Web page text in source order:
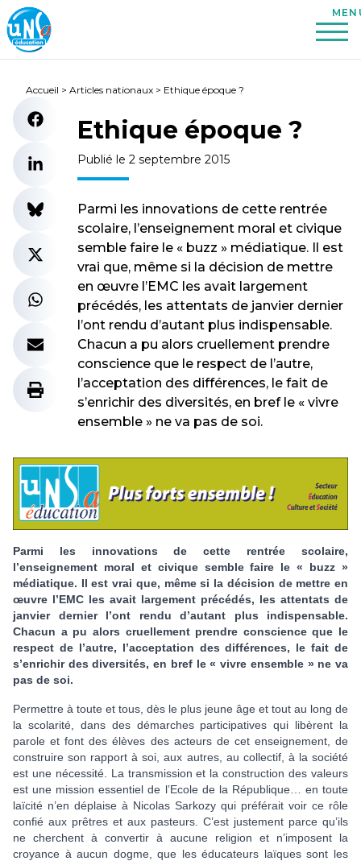
Accueil > Articles nationaux > Ethique époque ?
Ethique époque ?
Publié le 2 septembre 2015
Parmi les innovations de cette rentrée
scolaire, l’enseignement moral et civique
semble faire le « buzz » médiatique. Il est
vrai que, même si la décision de mettre
en œuvre l’EMC les avait largement
précédés, les attentats de janvier dernier
l’ont rendu d’autant plus indispensable.
Chacun a pu alors cruellement prendre
conscience que le respect de l’autre,
l’acceptation des différences, le fait de
s’enrichir des diversités, en bref le « vivre
ensemble » ne va pas de soi.
Parmi les innovations de cette rentrée scolaire,
l’enseignement moral et civique semble faire le « buzz »
médiatique. Il est vrai que, même si la décision de mettre en
œuvre l’EMC les avait largement précédés, les attentats de
janvier dernier l’ont rendu d’autant plus indispensable.
Chacun a pu alors cruellement prendre conscience que le
respect de l’autre, l’acceptation des différences, le fait de
s’enrichir des diversités, en bref le « vivre ensemble » ne va
pas de soi.
Permettre à toute et tous, dès le plus jeune âge et tout au long de
la scolarité, dans des démarches participatives qui libèrent la
parole et font des élèves des acteurs de cet enseignement, de
construire son rapport à soi, aux autres, au collectif, à la société
est une nécessité. La transmission et la construction des valeurs
est une mission essentiel de l’Ecole de la République… en toute
laïcité n’en déplaise à Nicolas Sarkozy qui préférait voir ce rôle
confié aux prêtres et aux pasteurs. C’est justement parce qu’ils
ne cherchent à convertir à aucune religion et n’imposent la
croyance à aucun dogme, que les éducateurs laïques sont les